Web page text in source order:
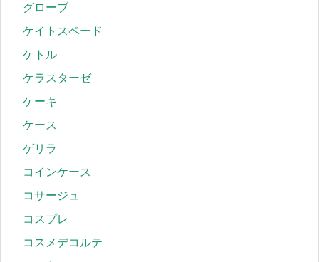
グローブ
ケイトスペード
ケトル
ケラスターゼ
ケーキ
ケース
ゲリラ
コインケース
コサージュ
コスプレ
コスメデコルテ